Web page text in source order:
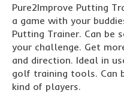
Pure2Improve Putting
a game with your
Putting Trainer. Can be
your challenge. Get
and direction. Ideal in
golf training tools. Can
kind of players.